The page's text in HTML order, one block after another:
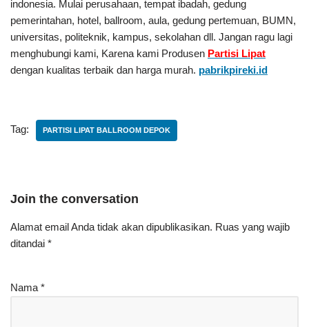
indonesia. Mulai perusahaan, tempat ibadah, gedung
pemerintahan, hotel, ballroom, aula, gedung pertemuan, BUMN,
universitas, politeknik, kampus, sekolahan dll. Jangan ragu lagi
menghubungi kami, Karena kami Produsen Partisi Lipat
dengan kualitas terbaik dan harga murah. pabrikpireki.id
Tag: PARTISI LIPAT BALLROOM DEPOK
Join the conversation
Alamat email Anda tidak akan dipublikasikan. Ruas yang wajib
ditandai *
Nama *